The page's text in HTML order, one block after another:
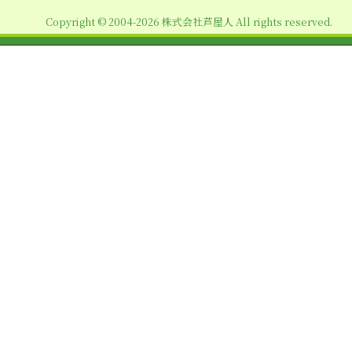
ン
Copyright © 2004-2026 株式会社芦屋人 All rights reserved.